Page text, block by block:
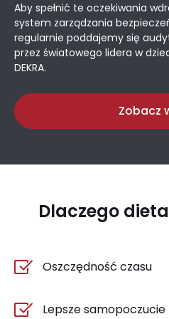
Aby spełnić te oczekiwania
system zarządzania
regularnie poddajemy się
przez światowego lidera w
DEKRA.
Zobacz
Dlaczego
Oszczędność czasu
Lepsze samopoczucie